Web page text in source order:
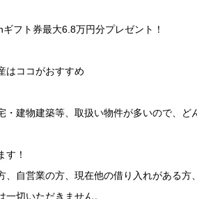
フト券最大6.8万円分プレゼント！
はココがおすすめ
建物建築等、取扱い物件が多いので、ど
す！
自営業の方、現在他の借り入れがある方
切いただきません。